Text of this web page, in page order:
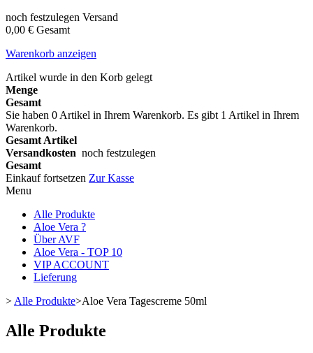
noch festzulegen Versand
0,00 € Gesamt
Warenkorb anzeigen
Artikel wurde in den Korb gelegt
Menge
Gesamt
Sie haben 0 Artikel in Ihrem Warenkorb. Es gibt 1 Artikel in Ihrem
Warenkorb.
Gesamt Artikel
Versandkosten noch festzulegen
Gesamt
Einkauf fortsetzen Zur Kasse
Menu
Alle Produkte
Aloe Vera ?
Über AVF
Aloe Vera - TOP 10
VIP ACCOUNT
Lieferung
> Alle Produkte>Aloe Vera Tagescreme 50ml
Alle Produkte